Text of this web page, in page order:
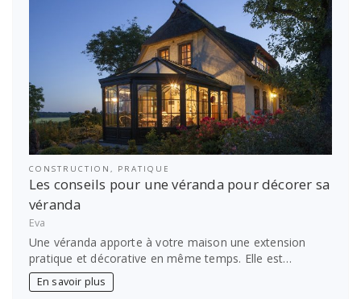
CONSTRUCTION , PRATIQUE
Les conseils pour une véranda pour décorer sa
véranda
Eva
Une véranda apporte à votre maison une extension
pratique et décorative en même temps. Elle est…
En savoir plus